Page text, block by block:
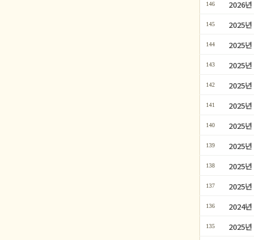
146 2026
145 2025
144 2025
143 2025
142 2025
141 2025
140 2025
139 2025
138 2025
137 2025
136 2024
135 2025